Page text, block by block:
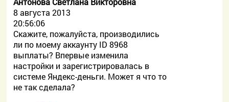
8 августа 2013
20:56:06
Скажите, пожалуйста, производились
ли по моему аккаунту ID 8968
выплаты? Впервые изменила
настройки и зарегистрировалась в
системе Яндекс-деньги. Может я что то
не так сделала?